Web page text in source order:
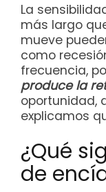
La
más largo
mueve
como
frecuencia,
produce la
oportunidad,
explicamos
¿Qué
de